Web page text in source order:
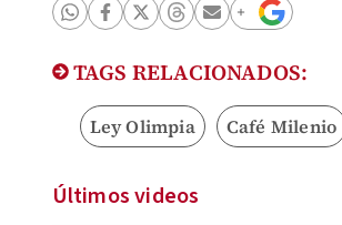
TAGS RELACIONADOS:
Ley Olimpia Café Milenio
Últimos videos